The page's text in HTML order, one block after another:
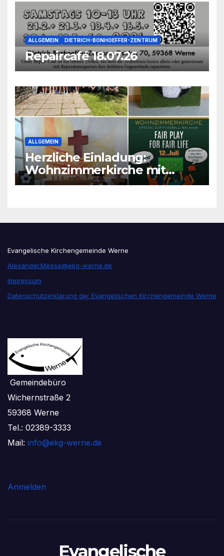
ALLGEMEIN DIETRICH-BONHOEFFER-ZENTRUM
Repaircafé 18.07.26
ALLGEMEIN
Herzliche Einladung:
Wohnzimmerkirche mit
unseren Konfis
Evangelische Kirchengemeinde Werne
Alexander.Meese@ekg-werne.de
Impressum
Datenschutzerklärung der Evangelischen Kirchengemeinde Werne
Gemeindebüro
Wichernstraße 2
59368 Werne
Tel.: 02389-3333
Mail: info@ekg-werne.de
Anmelden
Evangelische